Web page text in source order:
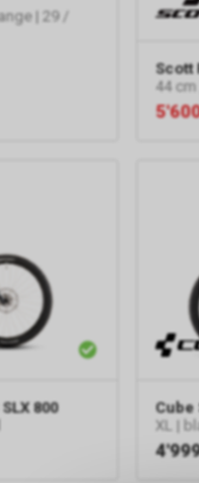
| 29 /
Scott
44
800
Cube
XL |